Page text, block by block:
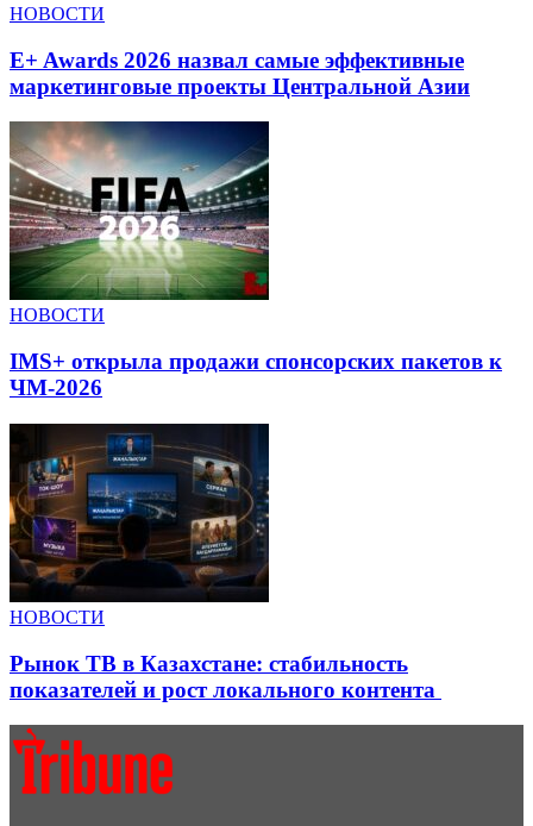
НОВОСТИ
E+ Awards 2026 назвал самые эффективные
маркетинговые проекты Центральной Азии
НОВОСТИ
IMS+ открыла продажи спонсорских пакетов к
ЧМ-2026
НОВОСТИ
Рынок ТВ в Казахстане: стабильность
показателей и рост локального контента